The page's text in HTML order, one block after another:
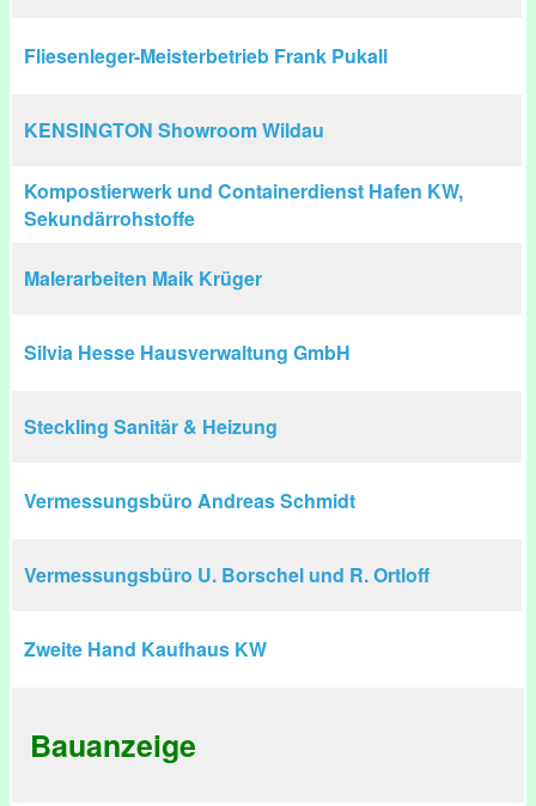
Fliesenleger-Meisterbetrieb Frank Pukall
KENSINGTON Showroom Wildau
Kompostierwerk und Containerdienst Hafen KW,
Sekundärrohstoffe
Malerarbeiten Maik Krüger
Silvia Hesse Hausverwaltung GmbH
Steckling Sanitär & Heizung
Vermessungsbüro Andreas Schmidt
Vermessungsbüro U. Borschel und R. Ortloff
Zweite Hand Kaufhaus KW
Bauanzeige